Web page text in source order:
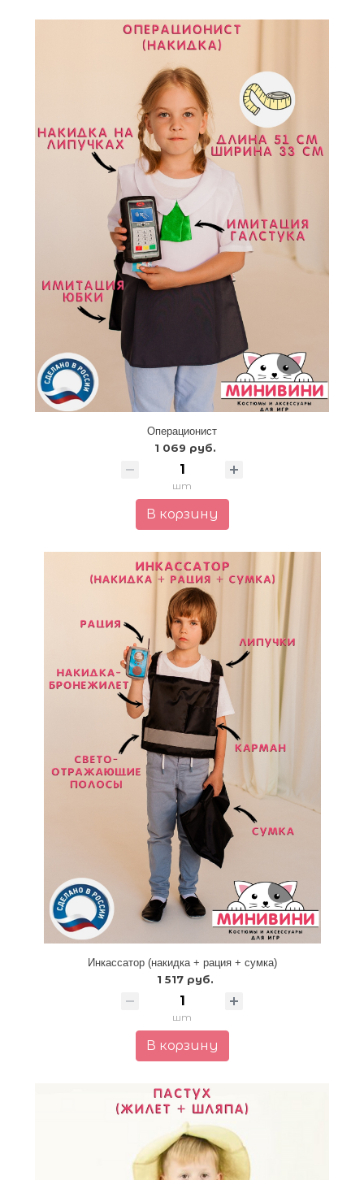
Операционист
1 069 руб.
шт
В корзину
Инкассатор (накидка + рация + сумка)
1 517 руб.
шт
В корзину